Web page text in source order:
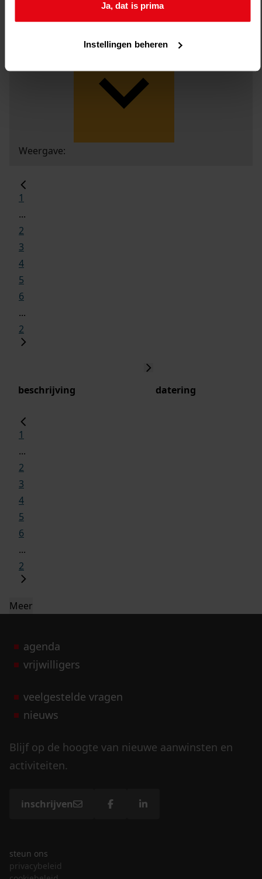
Ja, dat is prima
Instellingen beheren
Weergave:
1
...
2
3
4
5
6
...
2
beschrijving datering
1
...
2
3
4
5
6
...
2
Meer
agenda
vrijwilligers
veelgestelde vragen
nieuws
Blijf op de hoogte van nieuwe aanwinsten en
activiteiten.
inschrijven
steun ons
privacybeleid